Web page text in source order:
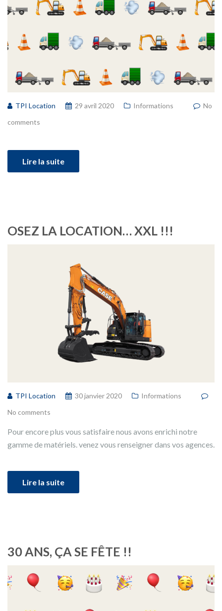
TPI Location 29 avril 2020 Informations
No
comments
Lire la suite
OSEZ LA LOCATION… XXL !!!
TPI Location 30 janvier 2020
Informations
No comments
Pour encore plus vous satisfaire nous avons enrichi notre
gamme de matériels. venez vous renseigner dans vos agences.
Lire la suite
30 ANS, ÇA SE FÊTE !!